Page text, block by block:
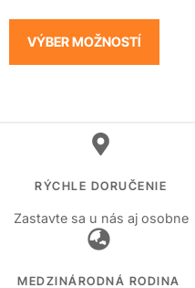
VÝBER MOŽNOSTÍ
RÝCHLE DORUČENIE
Zastavte sa u nás aj osobne
MEDZINÁRODNÁ RODINA